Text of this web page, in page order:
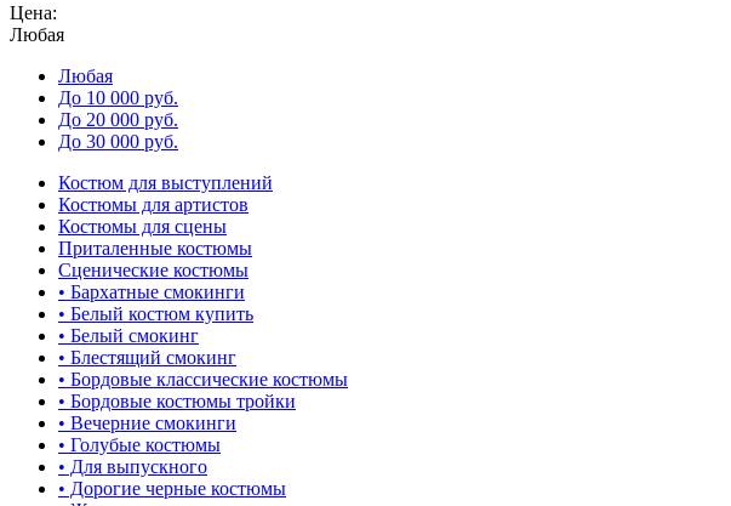
Цена:
Любая
Любая
До 10 000 руб.
До 20 000 руб.
До 30 000 руб.
Костюм для выступлений
Костюмы для артистов
Костюмы для сцены
Приталенные костюмы
Сценические костюмы
• Бархатные смокинги
• Белый костюм купить
• Белый смокинг
• Блестящий смокинг
• Бордовые классические костюмы
• Бордовые костюмы тройки
• Вечерние смокинги
• Голубые костюмы
• Для выпускного
• Дорогие черные костюмы